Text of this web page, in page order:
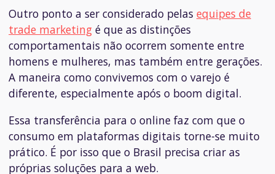
Outro ponto a ser considerado pelas equipes de
trade marketing é que as distinções
comportamentais não ocorrem somente entre
homens e mulheres, mas também entre gerações.
A maneira como convivemos com o varejo é
diferente, especialmente após o boom digital.
Essa transferência para o online faz com que o
consumo em plataformas digitais torne-se muito
prático. É por isso que o Brasil precisa criar as
próprias soluções para a web.